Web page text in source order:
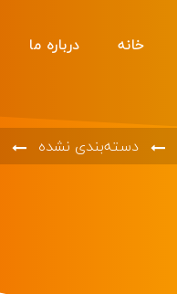
خانه درباره ما
دسته‌بندی نشده